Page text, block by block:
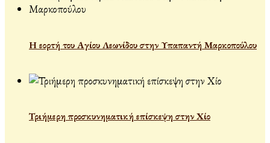
Η εορτή του Αγίου Λεωνίδου στην Υπαπαντή Μαρκοπούλου
Τριήμερη προσκυνηματική επίσκεψη στην Χίο